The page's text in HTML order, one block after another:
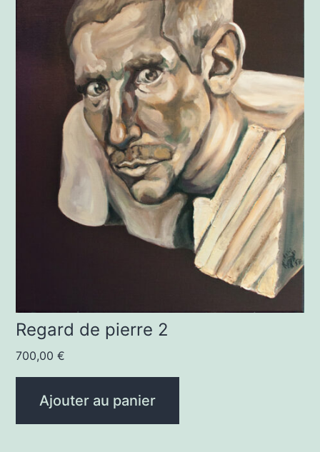
Regard de pierre 2
700,00€
Ajouter au panier